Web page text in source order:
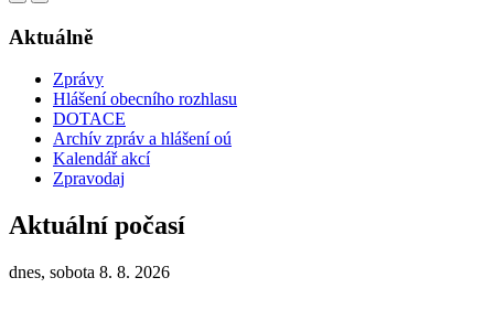
Aktuálně
Zprávy
Hlášení obecního rozhlasu
DOTACE
Archív zpráv a hlášení oú
Kalendář akcí
Zpravodaj
Aktuální počasí
dnes, sobota 8. 8. 2026